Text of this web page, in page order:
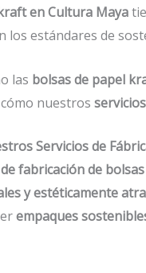
en Cultura Maya
los estándares de
las bolsas de papel
nuestros
Servicios de
fabricación de
y estéticamente
empaques